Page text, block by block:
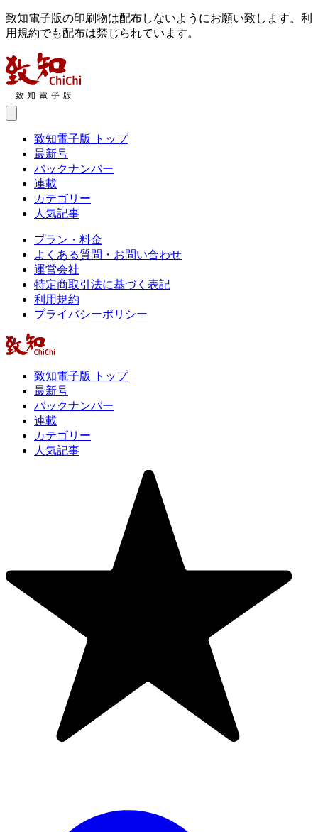
致知電子版の印刷物は配布しないようにお願い致します。利
用規約でも配布は禁じられています。
致知電子版 トップ
最新号
バックナンバー
連載
カテゴリー
人気記事
プラン・料金
よくある質問・お問い合わせ
運営会社
特定商取引法に基づく表記
利用規約
プライバシーポリシー
致知電子版 トップ
最新号
バックナンバー
連載
カテゴリー
人気記事